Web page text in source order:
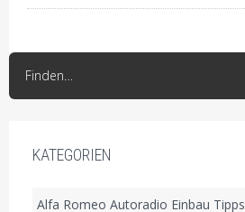
Finden…
KATEGORIEN
Alfa Romeo Autoradio Einbau Tipps